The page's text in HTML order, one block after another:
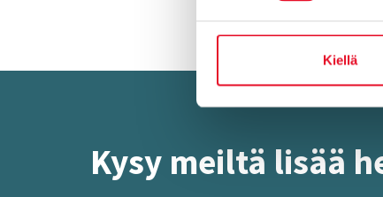
Kiellä
Kysy meil­tä lisää